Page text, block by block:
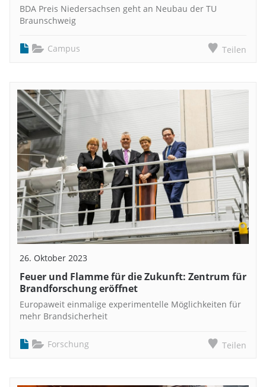
BDA Preis Niedersachsen geht an Neubau der TU
Braunschweig
Campus Teilen
26. Oktober 2023
Feuer und Flamme für die Zukunft: Zentrum für
Brandforschung eröffnet
Europaweit einmalige experimentelle Möglichkeiten für
mehr Brandsicherheit
Forschung Teilen